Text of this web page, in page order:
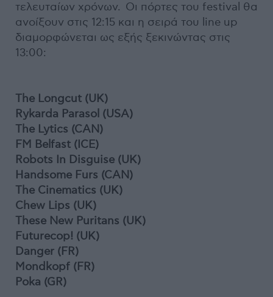
τελευταίων χρόνων. Οι πόρτες του festival θα
ανοίξουν στις 12:15 και η σειρά του line up
διαμορφώνεται ως εξής ξεκινώντας στις
13:00:
The Longcut (UK)
Rykarda Parasol (USA)
The Lytics (CAN)
FM Belfast (ICE)
Robots In Disguise (UK)
Handsome Furs (CAN)
The Cinematics (UK)
Chew Lips (UK)
These New Puritans (UK)
Futurecop! (UK)
Danger (FR)
Mondkopf (FR)
Poka (GR)